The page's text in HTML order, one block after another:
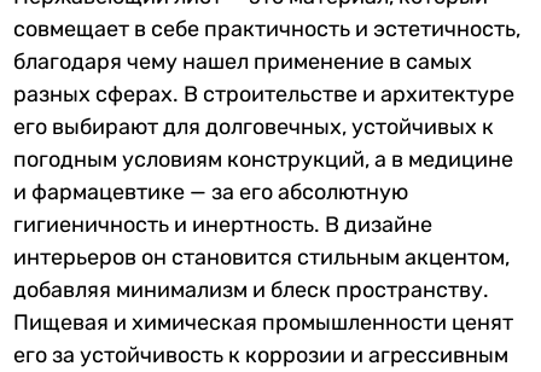
совмещает в себе практичность и эстетичность,
благодаря чему нашел применение в самых
разных сферах. В строительстве и архитектуре
его выбирают для долговечных, устойчивых к
погодным условиям конструкций, а в медицине
и фармацевтике — за его абсолютную
гигиеничность и инертность. В дизайне
интерьеров он становится стильным акцентом,
добавляя минимализм и блеск пространству.
Пищевая и химическая промышленности ценят
его за устойчивость к коррозии и агрессивным